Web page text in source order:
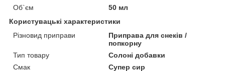
Об`єм
50 мл
Користувацькі характеристики
Різновид приправи
Приправа для снеків /
попкорну
Тип товару
Солоні добавки
Смак
Супер сир